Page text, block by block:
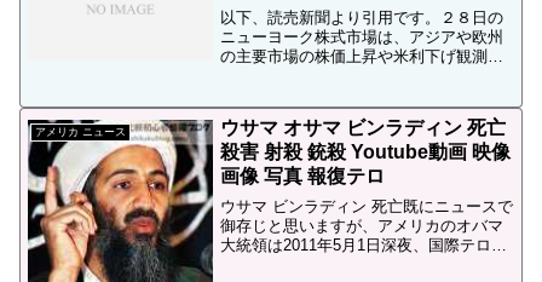
以下、読売新聞より引用です。２８日の
ニューヨーク株式市場は、アジアや欧州
の主要市場の株価上昇や米利下げ観測を
５ドル高の９０６５・１２ドルと５営業
日ぶりに９０００ドル台を...
アメリカ ニュース
ウサマ オサマ ビンラディン 死亡
殺害 射殺 銃殺 Youtube動画 映像
画像 写真 報復テロ
ウサマ ビンラディン 死亡既にニュースで
御存じと思いますが、アメリカのオバマ
大統領は2011年5月1日深夜、国際テロ組